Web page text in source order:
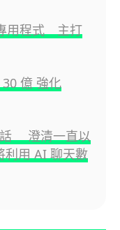
用程式 主打
億 強化
話 澄清一直以
用 AI 聊天數